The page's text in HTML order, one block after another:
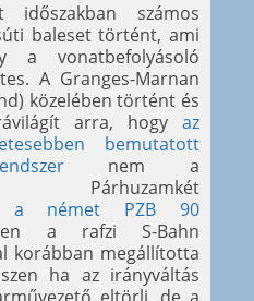
számos
baleset történt, ami
a vonatbefolyásoló
A Granges-Marnan
közelében történt és
arra, hogy az
bemutatott
nem a
Párhuzamkét
a német PZB 90
a rafzi S-Bahn
korábban megállította
ha az irányváltás